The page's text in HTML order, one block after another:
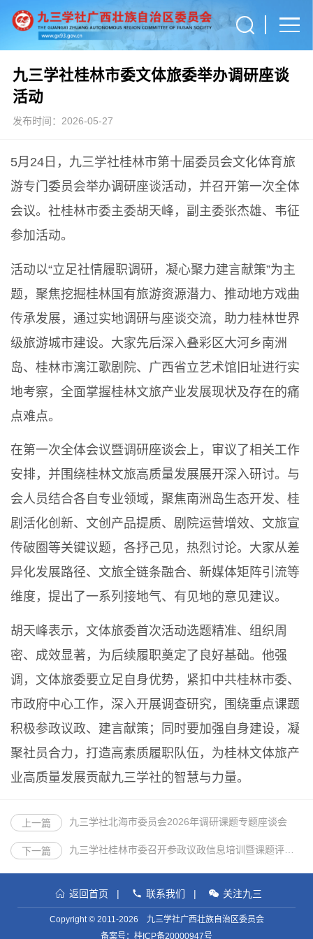
九三学社桂林市委文体旅委举办调研座谈
活动
发布时间：2026-05-27
5月24日，九三学社桂林市第十届委员会文化体育旅
游专门委员会举办调研座谈活动，并召开第一次全体
会议。社桂林市委主委胡天峰，副主委张杰雄、韦征
参加活动。
活动以“立足社情履职调研，凝心聚力建言献策”为主
题，聚焦挖掘桂林国有旅游资源潜力、推动地方戏曲
传承发展，通过实地调研与座谈交流，助力桂林世界
级旅游城市建设。大家先后深入叠彩区大河乡南洲
岛、桂林市漓江歌剧院、广西省立艺术馆旧址进行实
地考察，全面掌握桂林文旅产业发展现状及存在的痛
点难点。
在第一次全体会议暨调研座谈会上，审议了相关工作
安排，并围绕桂林文旅高质量发展展开深入研讨。与
会人员结合各自专业领域，聚焦南洲岛生态开发、桂
剧活化创新、文创产品提质、剧院运营增效、文旅宣
传破圈等关键议题，各抒己见，热烈讨论。大家从差
异化发展路径、文旅全链条融合、新媒体矩阵引流等
维度，提出了一系列接地气、有见地的意见建议。
胡天峰表示，文体旅委首次活动选题精准、组织周
密、成效显著，为后续履职奠定了良好基础。他强
调，文体旅委要立足自身优势，紧扣中共桂林市委、
市政府中心工作，深入开展调查研究，围绕重点课题
积极参政议政、建言献策；同时要加强自身建设，凝
聚社员合力，打造高素质履职队伍，为桂林文体旅产
业高质量发展贡献九三学社的智慧与力量。
上一篇 九三学社北海市委员会2026年调研课题专题座谈会
下一篇 九三学社桂林市委召开参政议政信息培训暨课题评审会
返回首页 | 联系我们 | 关注九三
Copyright © 2011-2026 九三学社广西壮族自治区委员会
备案号： 桂ICP备20000947号